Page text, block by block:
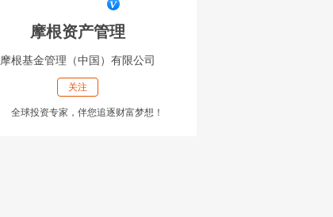
摩根资产管理
摩根基金管理（中国）有限公司
关注
全球投资专家，伴您追逐财富梦想！